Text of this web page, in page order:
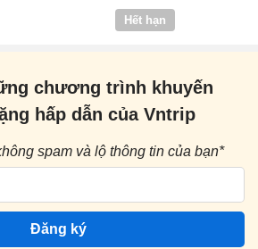
Hết hạn
chương trình khuyến
hấp dẫn của Vntrip
spam và lộ thông tin của bạn*
Đăng ký